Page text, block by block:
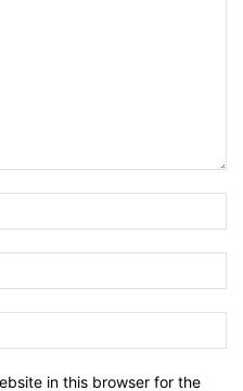
in this browser for the